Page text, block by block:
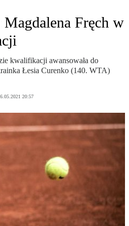
Fręch w
kwalifikacji awansowała do
Łesia Curenko (140. WTA)
20:57